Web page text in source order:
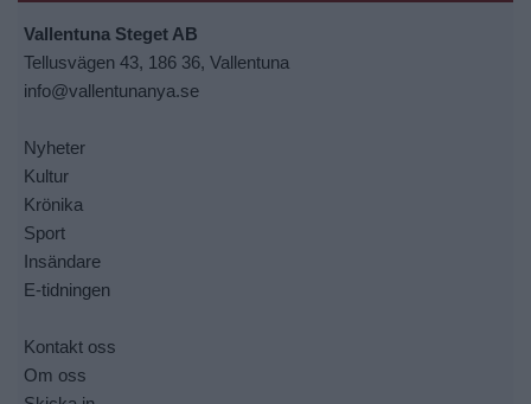
Vallentuna Steget AB
Tellusvägen 43, 186 36, Vallentuna
info@vallentunanya.se
Nyheter
Kultur
Krönika
Sport
Insändare
E-tidningen
Kontakt oss
Om oss